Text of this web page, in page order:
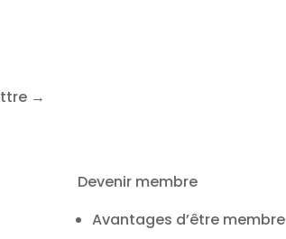
→
Devenir membre
Avantages d’être membre